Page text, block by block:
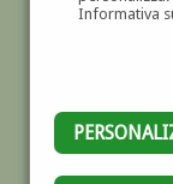
Informativa